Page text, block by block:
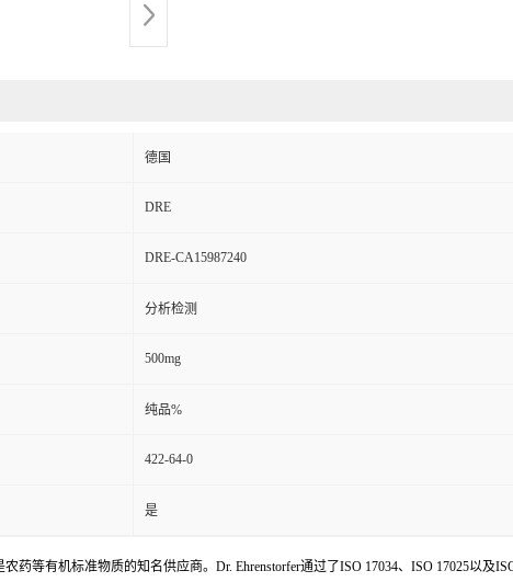
德国
DRE
DRE-CA15987240
分析检测
500mg
纯品%
422-64-0
是
农药等有机标准物质的知名供应商。Dr. Ehrenstorfer通过了ISO 17034、ISO 17025以